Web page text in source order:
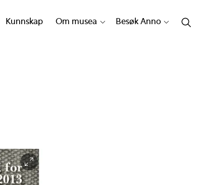
Kunnskap Om musea Besøk Anno